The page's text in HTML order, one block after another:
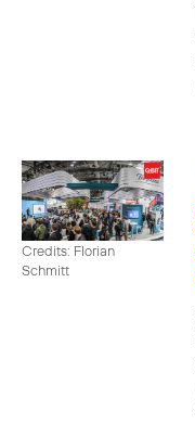
Credits: Florian
Schmitt